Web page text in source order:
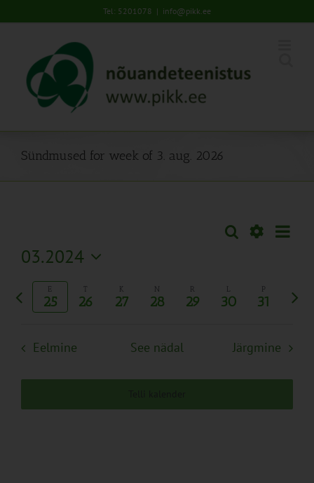
to
Tel: 5201078 | info@pikk.ee
Sündmused for week of 3. aug. 2026
Sündmused
Views
Otsi Nädal
03.2024
Vali
kuupäev.
E
25
T
26
K
27
N
28
R
29
L
30 31
Eelmine
nädal
Eelmine See nädal Järgmine